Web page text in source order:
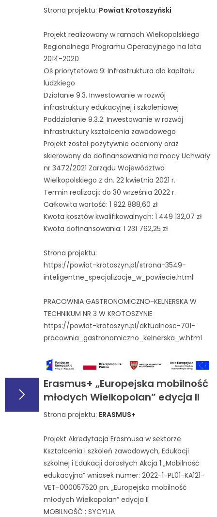
Strona projektu: Powiat Krotoszyński
Projekt realizowany w ramach Wielkopolskiego
Regionalnego Programu Operacyjnego na lata
2014-2020
Oś priorytetowa 9: Infrastruktura dla kapitału
ludzkiego
Działanie 9.3. Inwestowanie w rozwój
infrastruktury edukacyjnej i szkoleniowej
Poddziałanie 9.3.2. Inwestowanie w rozwój
infrastruktury kształcenia zawodowego
Projekt został pozytywnie oceniony oraz
skierowany do dofinansowania na mocy Uchwały
nr 3472/2021 Zarządu Województwa
Wielkopolskiego z dn. 22 kwietnia 2021 r.
Termin realizacji: do 30 września 2022 r.
Całkowita wartość: 1 922 888,60 zł
Kwota kosztów kwalifikowalnych: 1 449 132,07 zł
Kwota dofinansowania: 1 231 762,25 zł
Strona projektu:
https://powiat-krotoszyn.pl/strona-3549-
inteligentne_specjalizacje_w_powiecie.html
PRACOWNIA GASTRONOMICZNO-KELNERSKA W
TECHNIKUM NR 3 W KROTOSZYNIE
https://powiat-krotoszyn.pl/aktualnosc-701-
pracownia_gastronomiczno_kelnerska_w.html
Erasmus+ „Europejska mobilność
młodych Wielkopolan” edycja II
Strona projektu: ERASMUS+
Projekt Akredytacja Erasmusa w sektorze
Kształcenia i szkoleń zawodowych, Edukacji
szkolnej i Edukacji dorosłych Akcja 1 „Mobilność
edukacyjna” wniosek numer: 2022-1-PL01-KA121-
VET-000057520 pn. „Europejska mobilność
młodych Wielkopolan” edycja II
MOBILNOŚĆ : SYCYLIA